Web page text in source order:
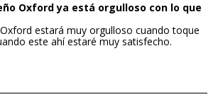
Oxford ya está orgulloso con lo que
estará muy orgulloso cuando toque
este ahí estaré muy satisfecho.